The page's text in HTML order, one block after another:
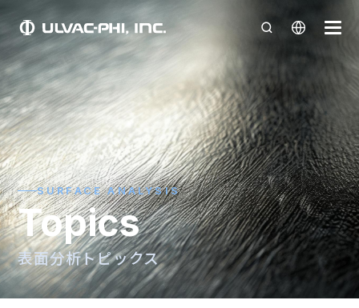
SURFACE ANALYSIS
Topics
表面分析トピックス